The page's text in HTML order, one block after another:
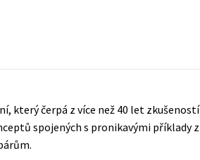
styl
který čerpá z více než 40 let zkušeností
spojených s pronikavými příklady z